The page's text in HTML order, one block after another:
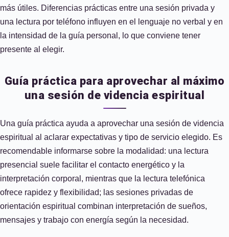
más útiles. Diferencias prácticas entre una sesión privada y
una lectura por teléfono influyen en el lenguaje no verbal y en
la intensidad de la guía personal, lo que conviene tener
presente al elegir.
Guía práctica para aprovechar al máximo
una sesión de videncia espiritual
Una guía práctica ayuda a aprovechar una sesión de videncia
espiritual al aclarar expectativas y tipo de servicio elegido. Es
recomendable informarse sobre la modalidad: una lectura
presencial suele facilitar el contacto energético y la
interpretación corporal, mientras que la lectura telefónica
ofrece rapidez y flexibilidad; las sesiones privadas de
orientación espiritual combinan interpretación de sueños,
mensajes y trabajo con energía según la necesidad.